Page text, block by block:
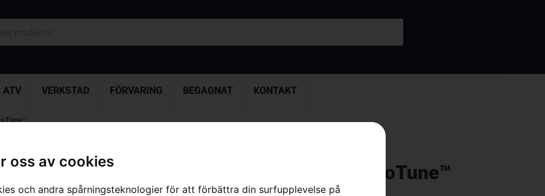
oss av cookies
och andra spårningsteknologier för att förbättra din surfupplevelse på
ATV VERKSTAD FÖRVARING BEGAGNAT KONTAKT
HUSQVARNA 545RXT AutoTune™
Artikelnummer:
967176704